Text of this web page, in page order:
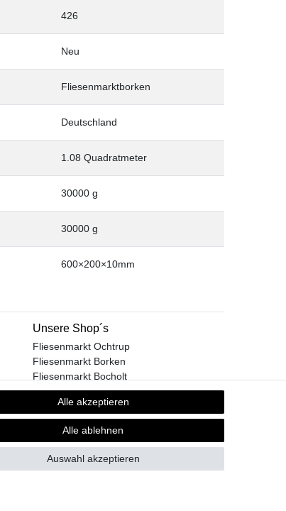
426
Neu
Fliesenmarktborken
Deutschland
1.08 Quadratmeter
30000 g
30000 g
600×200×10mm
Unsere Shop´s
Fliesenmarkt Ochtrup
Fliesenmarkt Borken
Fliesenmarkt Bocholt
Alle akzeptieren
Alle ablehnen
Auswahl akzeptieren